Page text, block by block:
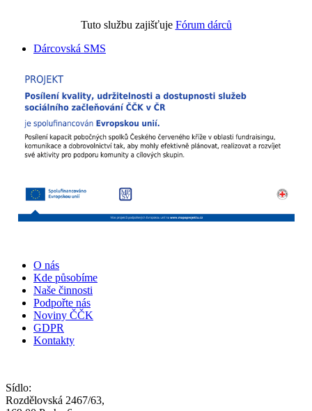
Tuto službu zajišťuje Fórum dárců
Dárcovská SMS
O nás
Kde působíme
Naše činnosti
Podpořte nás
Noviny ČČK
GDPR
Kontakty
Sídlo:
Rozdělovská 2467/63,